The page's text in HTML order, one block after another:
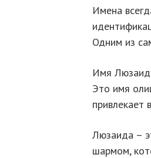
Имена
Одним из
Имя
Это имя
привлекает
Люзаида –
шармом,